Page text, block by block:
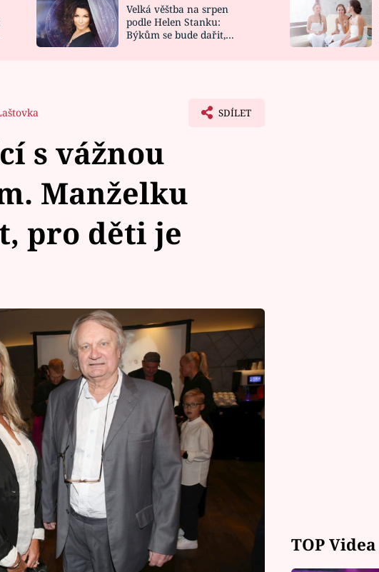
NOVINKY
VIDEORECEPTY
DESIGN
Velká věštba na srpen
podle Helen Stanku:
Býkům se bude dařit,
SDÍLET
s vážnou
Manželku
pro děti je
TOP Videa